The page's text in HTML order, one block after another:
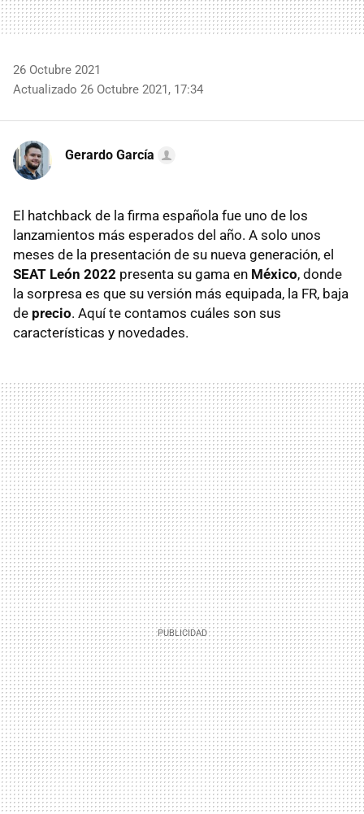
26 Octubre 2021
Actualizado 26 Octubre 2021, 17:34
Gerardo García
El hatchback de la firma española fue uno de los
lanzamientos más esperados del año. A solo unos
meses de la presentación de su nueva generación, el
SEAT León 2022 presenta su gama en México, donde
la sorpresa es que su versión más equipada, la FR, baja
de precio. Aquí te contamos cuáles son sus
características y novedades.